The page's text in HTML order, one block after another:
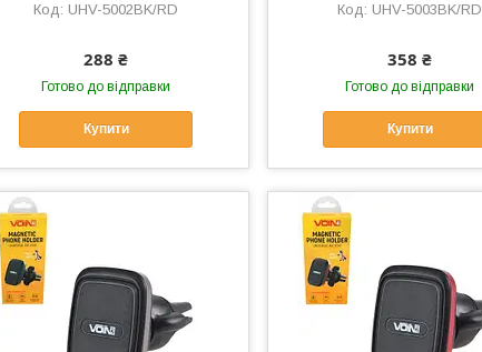
UHV-5002BK/RD
288 ₴
Готово до відправки
Купити
UHV-5003BK/RD
358 ₴
Готово до відправки
Купити